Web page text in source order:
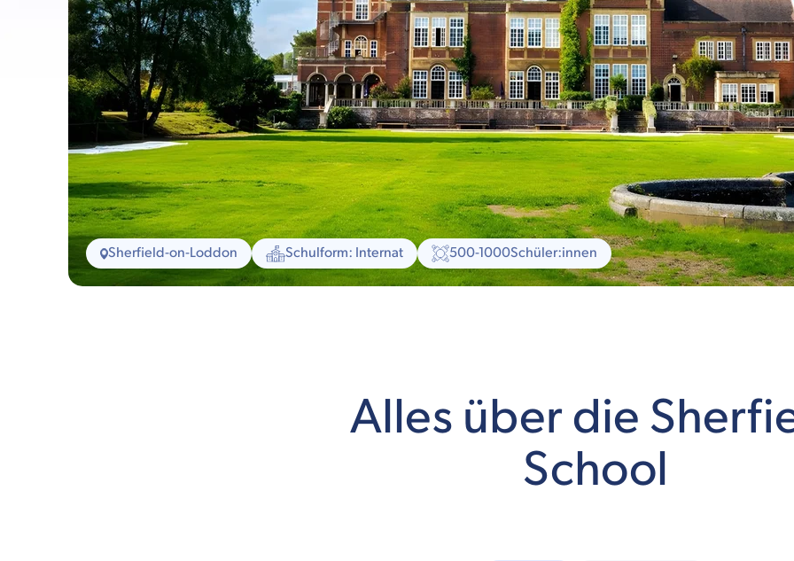
Sherfield-on-Loddon Schulform: Internat 500-1000Schüler:innen
Alles über die
School